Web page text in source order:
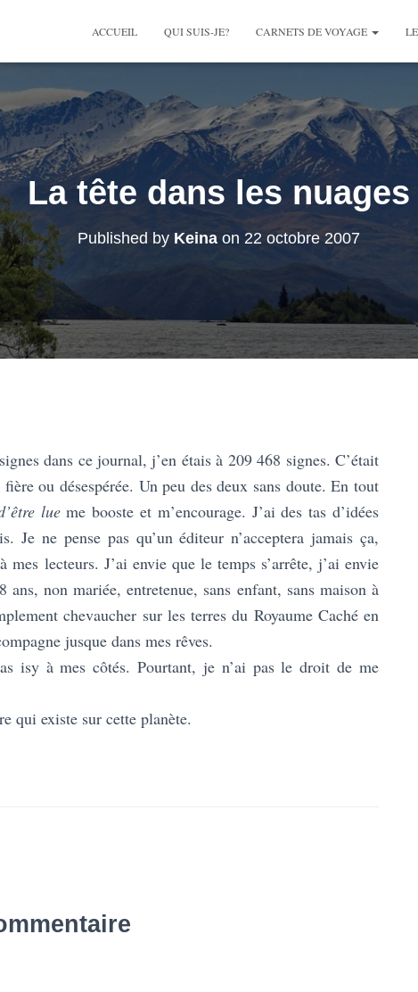
ACCUEIL QUI SUIS-JE? CARNETS DE VOYAGE
La tête dans les nuages
Published by Keinaon 22 octobre 2007
dans ce journal, j’en étais à 209 468 signes. C’était
ou désespérée. Un peu des deux sans doute. En tout
lueme booste et m’encourage. J’ai des tas d’idées
Je ne pense pas qu’un éditeur n’acceptera jamais ça,
lecteurs. J’ai envie que le temps s’arrête, j’ai envie
ans, non mariée, entretenue, sans enfant, sans maison à
chevaucher sur les terres du Royaume Caché en
jusque dans mes rêves.
isy à mes côtés. Pourtant, je n’ai pas le droit de me
qui existe sur cette planète.